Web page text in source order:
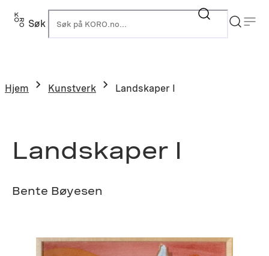
Hopp
Søk
Hjem Kunstverk Landskaper I
Landskaper I
Bente Bøyesen